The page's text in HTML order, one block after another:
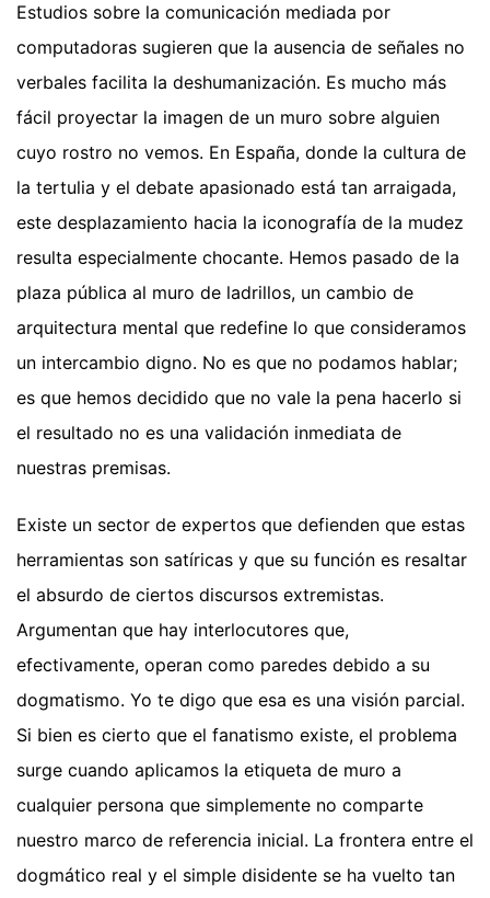
Estudios sobre la comunicación mediada por
computadoras sugieren que la ausencia de señales no
verbales facilita la deshumanización. Es mucho más
fácil proyectar la imagen de un muro sobre alguien
cuyo rostro no vemos. En España, donde la cultura de
la tertulia y el debate apasionado está tan arraigada,
este desplazamiento hacia la iconografía de la mudez
resulta especialmente chocante. Hemos pasado de la
plaza pública al muro de ladrillos, un cambio de
arquitectura mental que redefine lo que consideramos
un intercambio digno. No es que no podamos hablar;
es que hemos decidido que no vale la pena hacerlo si
el resultado no es una validación inmediata de
nuestras premisas.
Existe un sector de expertos que defienden que estas
herramientas son satíricas y que su función es resaltar
el absurdo de ciertos discursos extremistas.
Argumentan que hay interlocutores que,
efectivamente, operan como paredes debido a su
dogmatismo. Yo te digo que esa es una visión parcial.
Si bien es cierto que el fanatismo existe, el problema
surge cuando aplicamos la etiqueta de muro a
cualquier persona que simplemente no comparte
nuestro marco de referencia inicial. La frontera entre el
dogmático real y el simple disidente se ha vuelto tan